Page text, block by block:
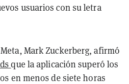
usuarios con su letra
Mark Zuckerberg, afirmó
que la aplicación superó los
en menos de siete horas